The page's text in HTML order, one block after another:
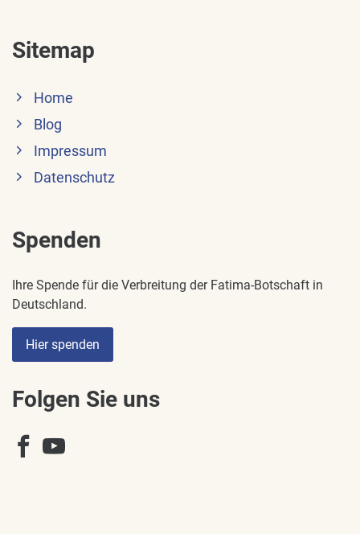
Sitemap
Home
Blog
Impressum
Datenschutz
Spenden
Ihre Spende für die Verbreitung der Fatima-Botschaft in
Deutschland.
Hier spenden
Folgen Sie uns